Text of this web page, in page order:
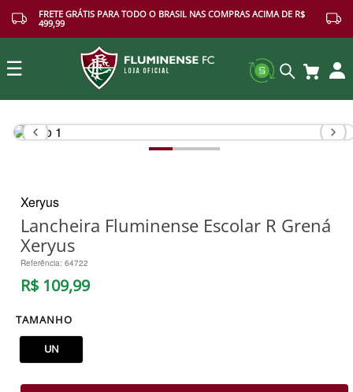
FRETE GRÁTIS PARA TODO O BRASIL NAS COMPRAS ACIMA DE R$
499,99
☰
Buscar
Xeryus
Lancheira Fluminense Escolar R Grená
Xeryus
Referência: 64722
R$ 109,99
TAMANHO
UN